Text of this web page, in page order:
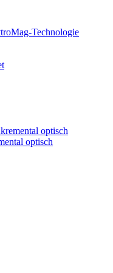
Technologie
optisch
optisch